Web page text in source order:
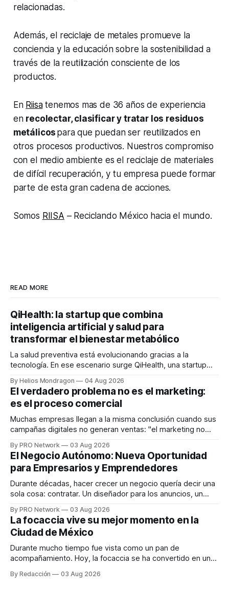
relacionadas.
Además, el reciclaje de metales promueve la
conciencia y la educación sobre la sostenibilidad a
través de la reutilización consciente de los
productos.
En Riisatenemos mas de 36 años de experiencia
en recolectar, clasificar y tratar los residuos
metálicos para que puedan ser reutilizados en
otros procesos productivos. Nuestros compromiso
con el medio ambiente es el reciclaje de materiales
de difícil recuperación, y tu empresa puede formar
parte de esta gran cadena de acciones.
Somos RIISA – Reciclando México hacia el mundo.
READ MORE
QiHealth: la startup que combina
inteligencia artificial y salud para
transformar el bienestar metabólico
La salud preventiva está evolucionando gracias a la
tecnología. En ese escenario surge QiHealth, una startup
dispositivos inteligentes, inteligencia artificial y monitoreo
en tiempo real para ayudar a las personas a tomar mejores
decisiones sobre su salud metabólica. Su propuesta busca
responder
By Helios Mondragon 04 Aug 2026
El verdadero problema no es el marketing:
es el proceso comercial
Muchas empresas llegan a la misma conclusión cuando sus
campañas digitales no generan ventas: "el marketing no
INTERIUS, el problema suele estar en otro lugar. Durante
una entrevista para el podcast SER PRO, el especialista en
marketing digital explicó que
By PRO Network 03 Aug 2026
El Negocio Autónomo: Nueva Oportunidad
para Empresarios y Emprendedores
Durante décadas, hacer crecer un negocio quería decir una
sola cosa: contratar. Un diseñador para los anuncios, un
para los textos, alguien que supiera de publicidad digital
para encontrar prospectos, un vendedor para atender
llamadas y mensajes, y —con suerte— una persona
By PRO Network 03 Aug 2026
La focaccia vive su mejor momento en la
Ciudad de México
Durante mucho tiempo fue vista como un pan de
acompañamiento. Hoy, la focaccia se ha convertido en uno
artesanal, ingredientes de calidad y experiencias que
By Redacción 03 Aug 2026